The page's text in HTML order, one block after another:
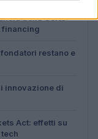
della Corte
financing
restano e
innovazione di
Act: effetti su